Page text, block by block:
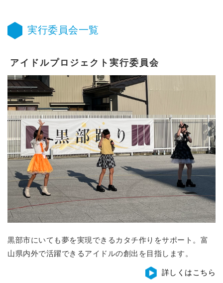
実行委員会一覧
アイドルプロジェクト実行委員会
黒部市にいても夢を実現できるカタチ作りをサポート。富
山県内外で活躍できるアイドルの創出を目指します。
詳しくはこちら